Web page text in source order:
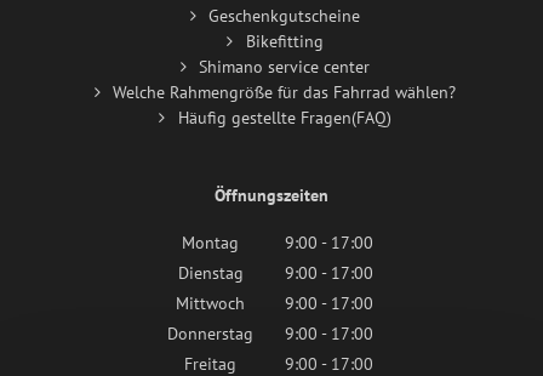
Geschenkgutscheine
Bikefitting
Shimano service center
Welche Rahmengröße für das Fahrrad wählen?
Häufig gestellte Fragen(FAQ)
Öffnungszeiten
Montag
9:00 - 17:00
Dienstag
9:00 - 17:00
Mittwoch
9:00 - 17:00
Donnerstag
9:00 - 17:00
Freitag
9:00 - 17:00